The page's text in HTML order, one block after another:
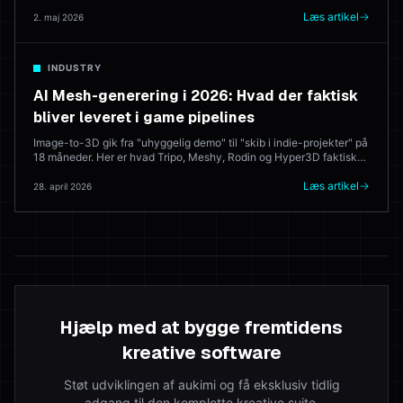
live. Her er hvilke værktøjer, der leverer — og hvor en menneskelig
2. maj 2026 Læs artikel
INDUSTRY
AI Mesh-generering i 2026: Hvad der faktisk
bliver leveret i game pipelines
Image-to-3D gik fra "uhyggelig demo" til "skib i indie-projekter" på
18 måneder. Her er hvad Tripo, Meshy, Rodin og Hyper3D faktisk
hver gang.
28. april 2026 Læs artikel
Hjælp med at bygge fremtidens
kreative software
Støt udviklingen af aukimi og få eksklusiv tidlig